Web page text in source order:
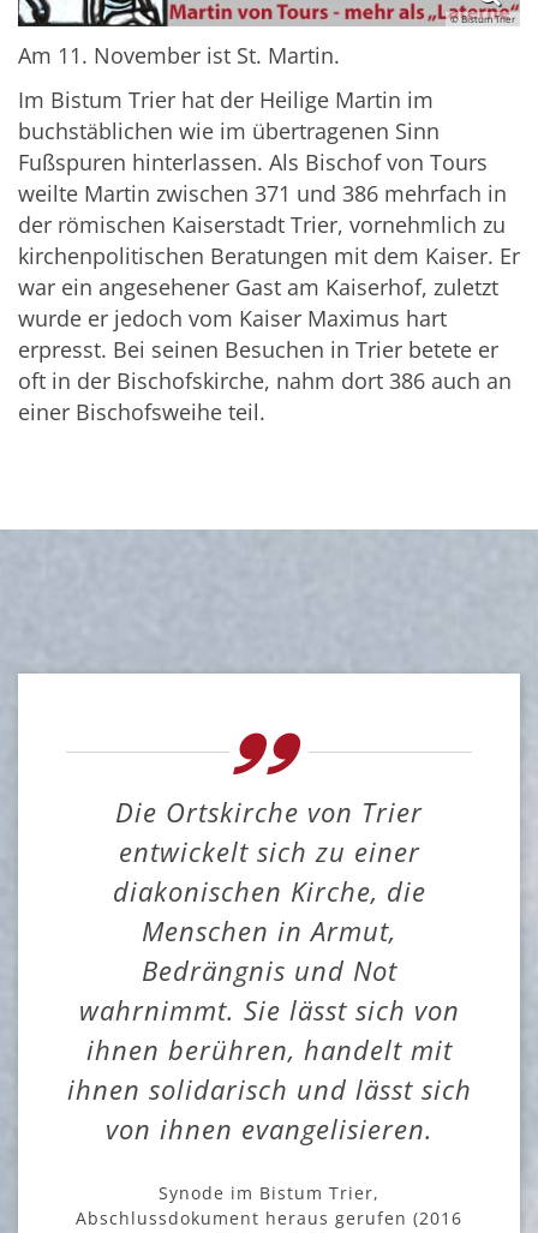
© Bistum Trier
Am 11. November ist St. Martin.
Im Bistum Trier hat der Heilige Martin im
buchstäblichen wie im übertragenen Sinn
Fußspuren hinterlassen. Als Bischof von Tours
weilte Martin zwischen 371 und 386 mehrfach in
der römischen Kaiserstadt Trier, vornehmlich zu
kirchenpolitischen Beratungen mit dem Kaiser. Er
war ein angesehener Gast am Kaiserhof, zuletzt
wurde er jedoch vom Kaiser Maximus hart
erpresst. Bei seinen Besuchen in Trier betete er
oft in der Bischofskirche, nahm dort 386 auch an
einer Bischofsweihe teil.
Die Ortskirche von Trier
entwickelt sich zu einer
diakonischen Kirche, die
Menschen in Armut,
Bedrängnis und Not
wahrnimmt. Sie lässt sich von
ihnen berühren, handelt mit
ihnen solidarisch und lässt sich
von ihnen evangelisieren.
Synode im Bistum Trier,
Abschlussdokument heraus gerufen (2016